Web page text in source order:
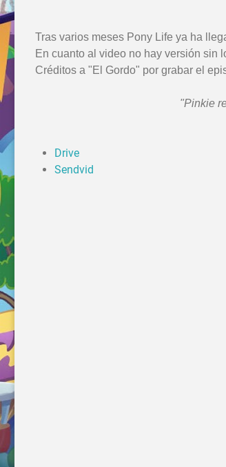
Tras varios meses Pony Life ya ha
En cuanto al video no hay versión sin
Créditos a "El Gordo" por grabar el
"Pinkie
Drive
Sendvid